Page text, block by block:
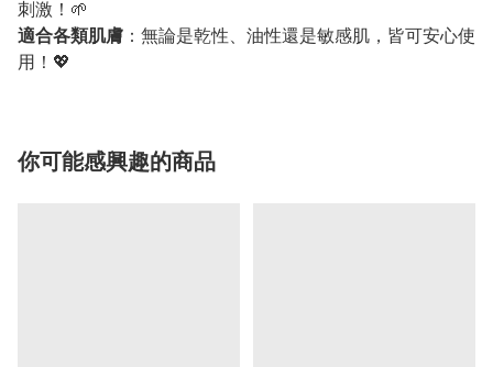
刺激！🌱
適合各類肌膚 ：無論是乾性、油性還是敏感肌，皆可安心使
用！💖
你可能感興趣的商品